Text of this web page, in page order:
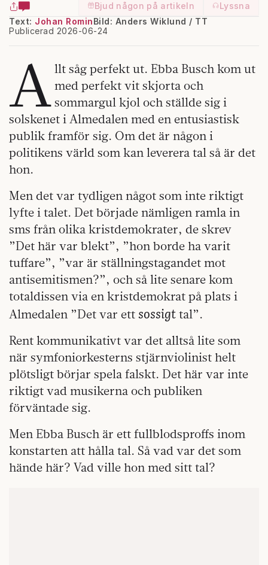
Bjud någon på artikeln
Lyssna
Text: Johan Romin
Publicerad 2026-06-24
Bild: Anders Wiklund / TT
A llt såg perfekt ut. Ebba Busch kom ut
med perfekt vit skjorta och
sommargul kjol och ställde sig i
solskenet i Almedalen med en entusiastisk
publik framför sig. Om det är någon i
politikens värld som kan leverera tal så är det
hon.
Men det var tydligen något som inte riktigt
lyfte i talet. Det började nämligen ramla in
sms från olika kristdemokrater, de skrev
”Det här var blekt”, ”hon borde ha varit
tuffare”, ”var är ställningstagandet mot
antisemitismen?”, och så lite senare kom
totaldissen via en kristdemokrat på plats i
Almedalen ”Det var ett sossigt tal”.
Rent kommunikativt var det alltså lite som
när symfoniorkesterns stjärnviolinist helt
plötsligt börjar spela falskt. Det här var inte
riktigt vad musikerna och publiken
förväntade sig.
Men Ebba Busch är ett fullblodsproffs inom
konstarten att hålla tal. Så vad var det som
hände här? Vad ville hon med sitt tal?